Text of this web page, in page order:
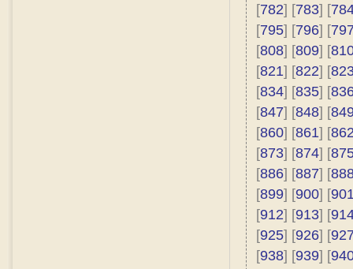
[782] [783] [
[795] [796] [
[808] [809] [
[821] [822] [
[834] [835] [
[847] [848] [
[860] [861] [
[873] [874] [
[886] [887] [
[899] [900] [
[912] [913] [
[925] [926] [
[938] [939] [